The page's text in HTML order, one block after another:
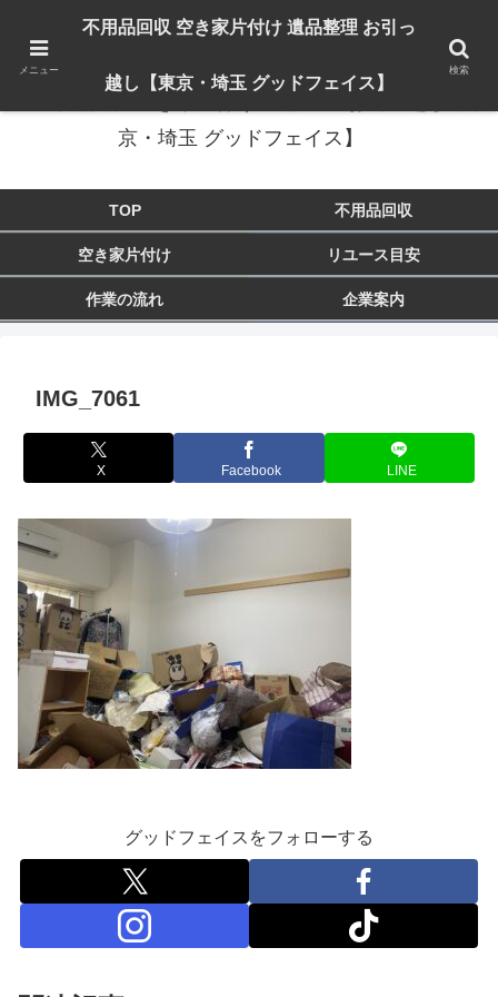
出張対応エリア：埼玉県 入間市 狭山市 飯能市 所沢市 川越市 日高市 鶴ヶ島市
京・埼玉 グッドフェイス】
TOP 不用品回収
空き家片付け リユース目安
作業の流れ 企業案内
IMG_7061
X Facebook LINE
グッドフェイスをフォローする
メニュー
不用品回収 空き家片付け 遺品整理 お引っ
越し【東京・埼玉 グッドフェイス】
検索